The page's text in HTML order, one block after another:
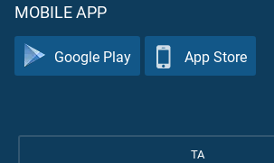
MOBILE APP
Google Play App Store
TA